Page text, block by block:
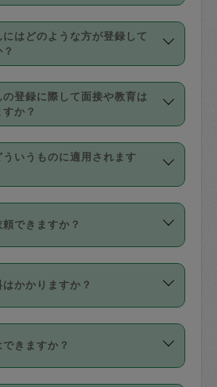
ジさんの交通費も、依頼料
合わせてお支払いとなりま
されます。
期の場合は３回以上のキャ
（1200円、隔週定期の場合
キャンセルが有償（1200
～１２時
～１６時
～２１時
時間前後変更することが可
送信後、個別にタスカジさ
ジを送り調整してくださ
２時間を越えての調整はで
い場合、損害保険の対象外
納、洗濯、買い物、料理、
。タスカジさんによってで
囲が異なりますので、依頼
カジさんのプロフィールで
さい。
所での作業や危険作業、屋
対象外です。
にはどのような方が登録して
年の家事経験をお持ちの
調理師といった資格者で保
給食やレストランで料理関
従事されていた方、日本で
キーパーや英語の先生とし
ているフィリピン出身の
なバックグラウンドの方が
す。
る方など様々です。
ていますので、各自の得意
の登録に際して面接や教育は
か？
各自事務局との面接と説明
す。その後、身分証明書の
ていただいています。外国
す。タスカジさんトレーニ
ったセルフトレーニングの
ルを受け、合格したタスカ
されています。
ーの講評は１件目のレビュ
いうものに適用されます
カジさんとの間でタスカジ
した作業時間内での作業に
。作業範囲は、掃除、洗
に物を壊したり、人にけが
た場合が対象で、補償金額
できますか？
在を起点に3日後（72時間
から受付可能となっていま
へ「募集」をかけることが
かかりますか？
には、以下の2種類がありま
きますか？